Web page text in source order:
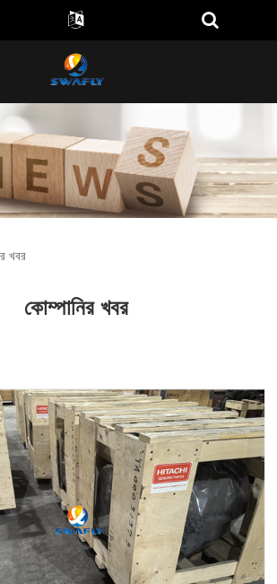
খবর
কোম্পানির খবর